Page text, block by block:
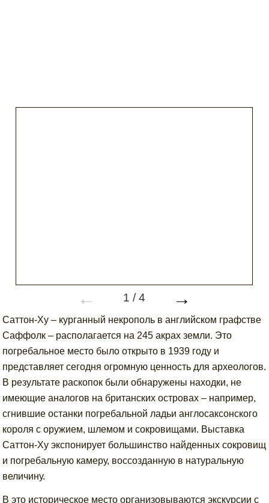
← 1 /4 →
Саттон-Ху – курганный некрополь в английском графстве
Саффолк – располагается на 245 акрах земли. Это
погребальное место было открыто в 1939 году и
представляет сегодня огромную ценность для археологов.
В результате раскопок были обнаружены находки, не
имеющие аналогов на британских островах – например,
сгнившие останки погребальной ладьи англосаксонского
короля с оружием, шлемом и сокровищами. Выставка
Саттон-Ху экспонирует большинство найденных сокровищ
и погребальную камеру, воссозданную в натуральную
величину.
В это историческое место организовываются экскурсии с